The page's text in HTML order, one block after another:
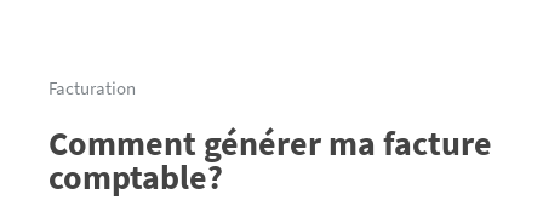
Facturation
Comment générer ma facture
comptable?